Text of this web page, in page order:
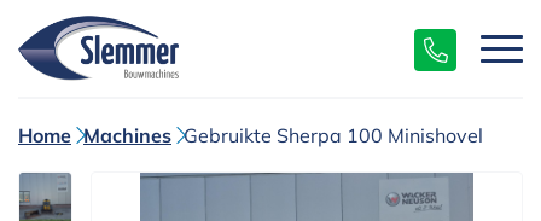
Home Machines Gebruikte Sherpa 100 Minishovel